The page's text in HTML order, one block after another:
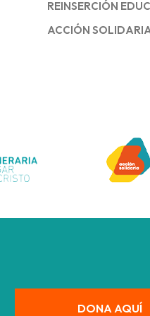
REINSERCIÓN
ACCIÓN
DONA AQUÍ